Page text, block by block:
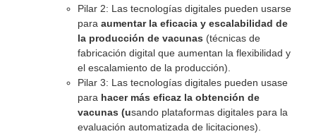
Pilar 2: Las tecnologías digitales pueden usarse
para aumentar la eficacia y escalabilidad de
la producción de vacunas (técnicas de
fabricación digital que aumentan la flexibilidad y
el escalamiento de la producción).
Pilar 3: Las tecnologías digitales pueden usase
para hacer más eficaz la obtención de
vacunas (usando plataformas digitales para la
evaluación automatizada de licitaciones).